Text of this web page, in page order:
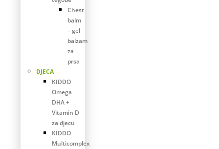
Chest
balm
– gel
balzam
za
prsa
DJECA
KIDDO
Omega
DHA +
Vitamin D
za djecu
KIDDO
Multicomplex